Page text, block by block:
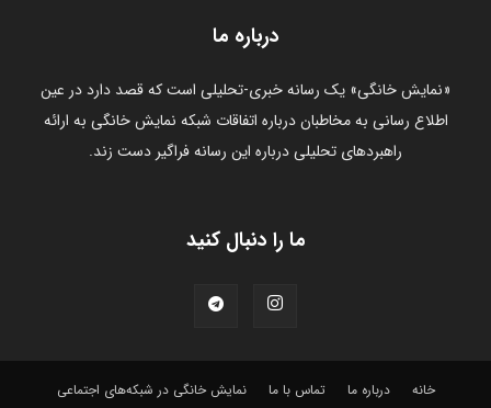
درباره ما
«نمایش خانگی» یک رسانه خبری-تحلیلی است که قصد دارد در عین
اطلاع رسانی به مخاطبان درباره اتفاقات شبکه نمایش خانگی به ارائه
راهبردهای تحلیلی درباره این رسانه فراگیر دست زند.
ما را دنبال کنید
خانه درباره ما تماس با ما نمایش خانگی در شبکه‌های اجتماعی